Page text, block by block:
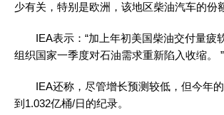
少有关，特别是欧洲，该地区柴油汽车的份
IEA表示：“加上年初美国柴油交付量疲
组织国家一季度对石油需求重新陷入收缩。 ”
IEA还称，尽管增长预测较低，但今年的
到1.032亿桶/日的纪录。